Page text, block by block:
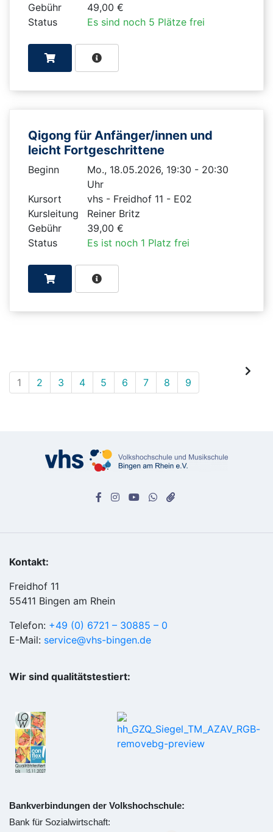
Gebühr
49,00 €
Status
Es sind noch 5 Plätze frei
Qigong für Anfänger/innen und
leicht Fortgeschrittene
Beginn
Mo., 18.05.2026, 19:30 - 20:30
Uhr
Kursort
vhs - Freidhof 11 - E02
Kursleitung
Reiner Britz
Gebühr
39,00 €
Status
Es ist noch 1 Platz frei
1 2 3 4 5 6 7 8 9
Kontakt:
Freidhof 11
55411 Bingen am Rhein
Telefon: +49 (0) 6721 – 30885 – 0
E-Mail: service@vhs-bingen.de
Wir sind qualitätstestiert:
Bankverbindungen der Volkshochschule:
Bank für Sozialwirtschaft: